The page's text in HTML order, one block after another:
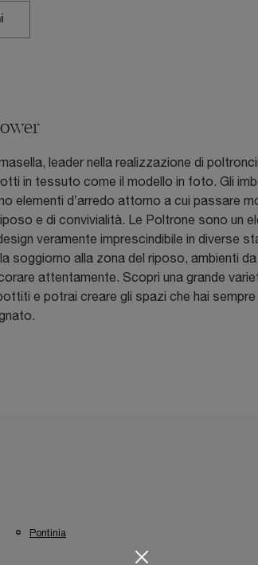
leader nella realizzazione di
in tessuto come il modello in foto. Gli
elementi d’arredo attorno a cui passare
e di convivialità. Le Poltrone sono un
veramente imprescindibile in diverse
soggiorno alla zona del riposo, ambienti da
attentamente. Scopri una grande
e potrai creare gli spazi che hai sempre
Pontinia